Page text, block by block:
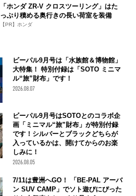
「ホンダ ZR-V クロスツーリング」はた
っぷり積める奥行きの長い荷室を装備
【PR】ホンダ
ビーパル9月号は「水族館＆博物館」
大特集！ 特別付録は「SOTO ミニマ
ル“旅”財布」です！
2026.08.07
ビーパル9月号はSOTOとのコラボ企
画「ミニマル“旅”財布」が特別付録
です！シルバーとブラックどちらが
入っているかは、開けてからのお楽
しみに！
2026.08.05
7/11は豊洲へGO！ 「BE-PAL アーバ
ン SUV CAMP」でソト遊びにぴった